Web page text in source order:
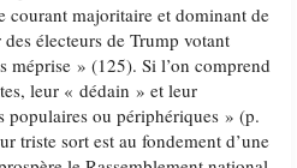
courant majoritaire et dominant de
électeurs de Trump votant
méprise » (125). Si l’on comprend
leur « dédain » et leur
populaires ou périphériques » (p.
triste sort est au fondement d’une